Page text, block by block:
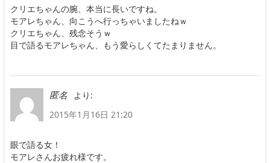
クリエちゃんの腕、本当に長いですね。
モアレちゃん、向こうへ行っちゃいましたねｗ
クリエちゃん、残念そうｗ
目で語るモアレちゃん、もう愛らしくてたまりません。
匿名
より:
2015年1月16日 21:20
眼で語る女！
モアレさんお疲れ様です。